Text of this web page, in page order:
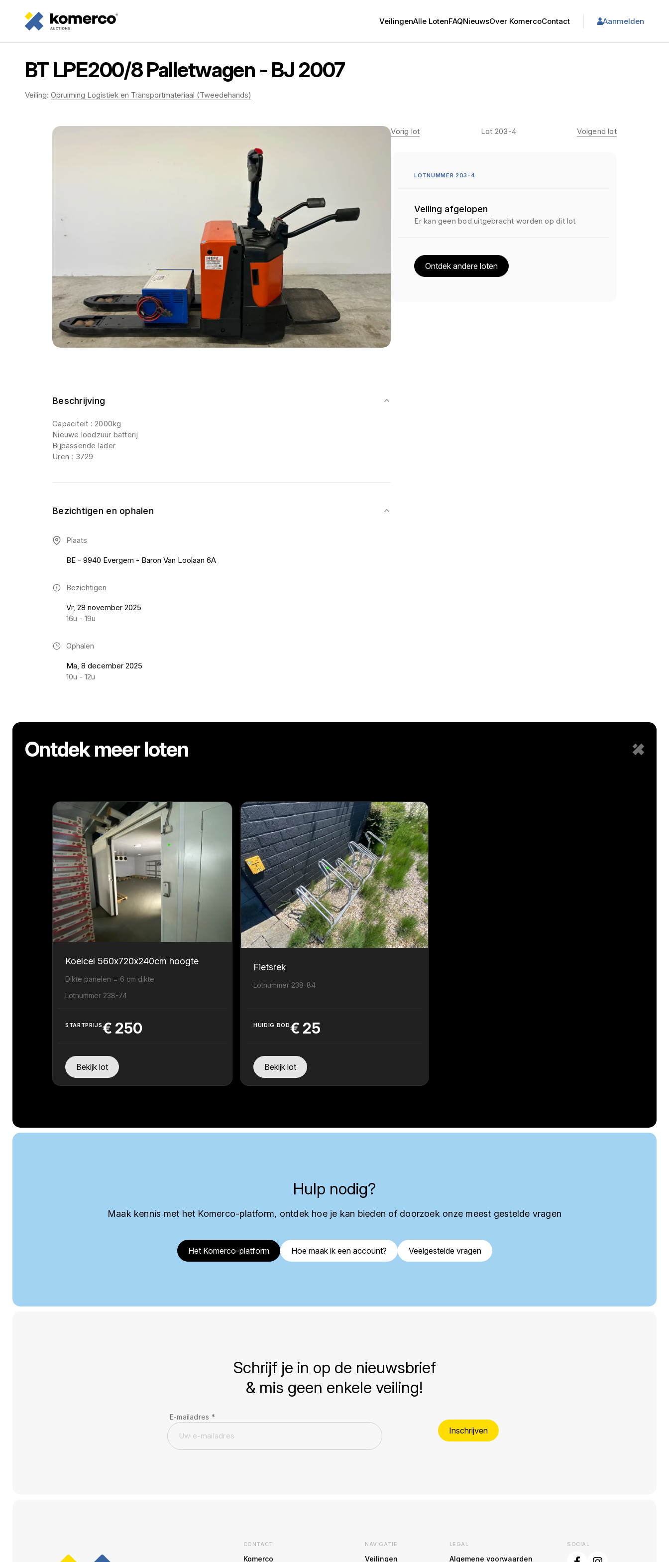
VeilingenAlle LotenFAQNieuwsOver KomercoContact Aanmelden
BT LPE200/8 Palletwagen - BJ 2007
Veiling: Opruiming Logistiek en Transportmateriaal (Tweedehands)
Beschrijving
Capaciteit : 2000kg
Nieuwe loodzuur batterij
Bijpassende lader
Uren : 3729
Bezichtigen en ophalen
Plaats
BE - 9940 Evergem - Baron Van Loolaan 6A
Bezichtigen
Vr, 28 november 2025
16u - 19u
Ophalen
Ma, 8 december 2025
10u - 12u
Vorig lot Lot 203-4 Volgend lot
LOTNUMMER 203-4
Veiling afgelopen
Er kan geen bod uitgebracht worden op dit lot
Ontdek andere loten
Ontdek meer loten
Koelcel 560x720x240cm hoogte
Dikte panelen = 6 cm dikte
Lotnummer 238-74
STARTPRIJS€ 250
Bekijk lot
Fietsrek
Lotnummer 238-84
HUIDIG BOD€ 25
Bekijk lot
Hulp nodig?
Maak kennis met het Komerco-platform, ontdek hoe je kan bieden of doorzoek onze meest gestelde vragen
Het Komerco-platform Hoe maak ik een account? Veelgestelde vragen
Schrijf je in op de nieuwsbrief
& mis geen enkele veiling!
E-mailadres *
Inschrijven
CONTACT
Komerco
NAVIGATIE
Veilingen
LEGAL
Algemene voorwaarden
SOCIAL